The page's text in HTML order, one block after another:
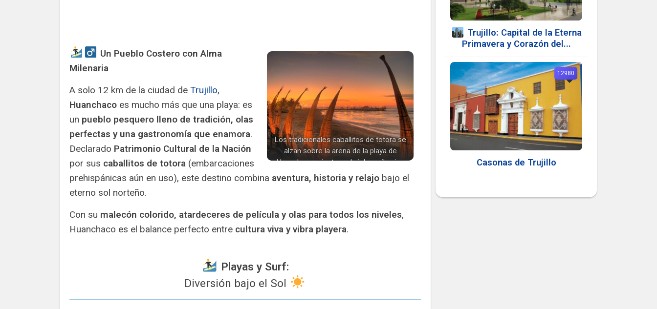
Los tradicionales caballitos de totora se
alzan sobre la arena de la playa de
Huanchaco mientras el cielo se ilumina
con los colores del amanecer.
️ Un Pueblo Costero con Alma
Milenaria
A solo 12 km de la ciudad de Trujillo,
Huanchaco es mucho más que una playa: es
un pueblo pesquero lleno de tradición, olas
perfectas y una gastronomía que enamora.
Declarado Patrimonio Cultural de la Nación
por sus caballitos de totora (embarcaciones
prehispánicas aún en uso), este destino combina aventura, historia y relajo bajo el
eterno sol norteño.
Con su malecón colorido, atardeceres de película y olas para todos los niveles,
Huanchaco es el balance perfecto entre cultura viva y vibra playera.
Playas y Surf:
Diversión bajo el Sol
️ Trujillo: Capital de la Eterna
Primavera y Corazón del...
Casonas de Trujillo
12980